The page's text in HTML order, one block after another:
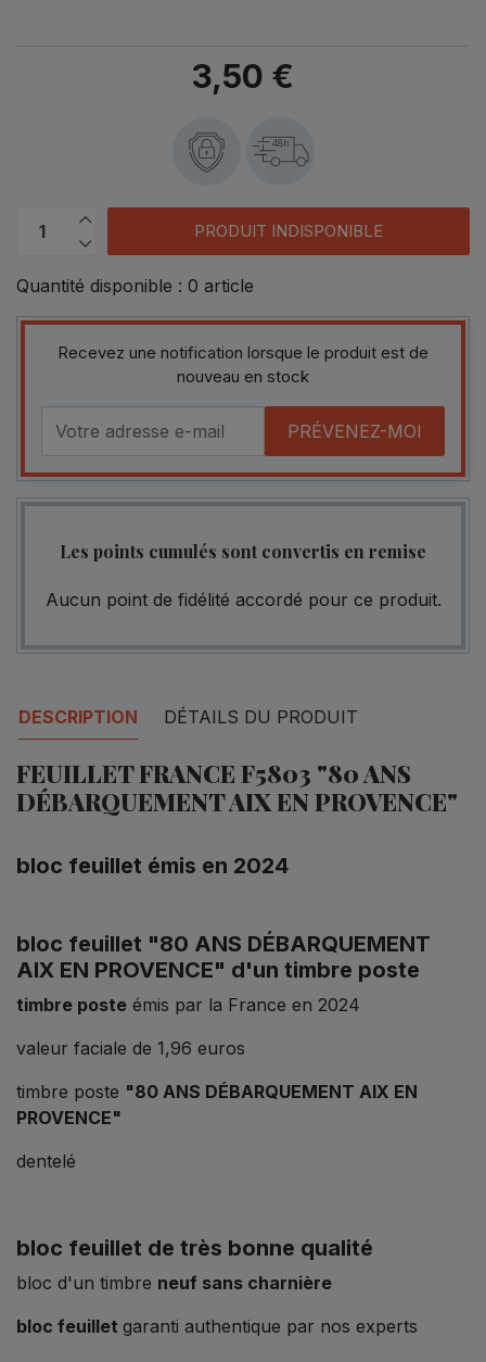
3,50 €
48h
PRODUIT INDISPONIBLE
Quantité disponible : 0 article
Recevez une notification lorsque le produit est de
nouveau en stock
PRÉVENEZ-MOI
Les points cumulés sont convertis en remise
Aucun point de fidélité accordé pour ce produit.
DESCRIPTION DÉTAILS DU PRODUIT
FEUILLET FRANCE F5803 "80 ANS
DÉBARQUEMENT AIX EN PROVENCE"
bloc feuillet émis en 2024
bloc feuillet "80 ANS DÉBARQUEMENT
AIX EN PROVENCE" d'un timbre poste
timbre poste émis par la France en 2024
valeur faciale de 1,96 euros
timbre poste "80 ANS DÉBARQUEMENT AIX EN
PROVENCE"
dentelé
bloc feuillet de très bonne qualité
bloc d'un timbre neuf sans charnière
bloc feuillet garanti authentique par nos experts